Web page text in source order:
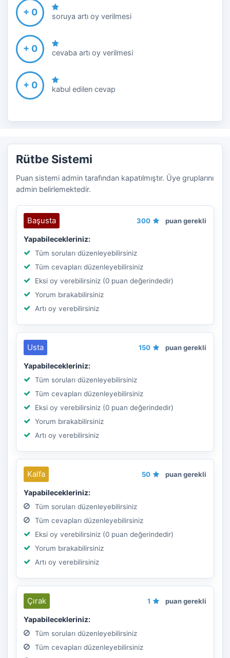
+ 0 soruya artı oy verilmesi
+ 0 cevaba artı oy verilmesi
+ 0 kabul edilen cevap
Rütbe Sistemi
Puan sistemi admin tarafından kapatılmıştır. Üye gruplarını
admin belirlemektedir.
Başusta 300 puan gerekli
Yapabilecekleriniz:
Tüm soruları düzenleyebilirsiniz
Tüm cevapları düzenleyebilirsiniz
Eksi oy verebilirsiniz (0 puan değerindedir)
Yorum bırakabilirsiniz
Artı oy verebilirsiniz
Usta 150 puan gerekli
Yapabilecekleriniz:
Tüm soruları düzenleyebilirsiniz
Tüm cevapları düzenleyebilirsiniz
Eksi oy verebilirsiniz (0 puan değerindedir)
Yorum bırakabilirsiniz
Artı oy verebilirsiniz
Kalfa 50 puan gerekli
Yapabilecekleriniz:
Tüm soruları düzenleyebilirsiniz
Tüm cevapları düzenleyebilirsiniz
Eksi oy verebilirsiniz (0 puan değerindedir)
Yorum bırakabilirsiniz
Artı oy verebilirsiniz
Çırak 1 puan gerekli
Yapabilecekleriniz:
Tüm soruları düzenleyebilirsiniz
Tüm cevapları düzenleyebilirsiniz